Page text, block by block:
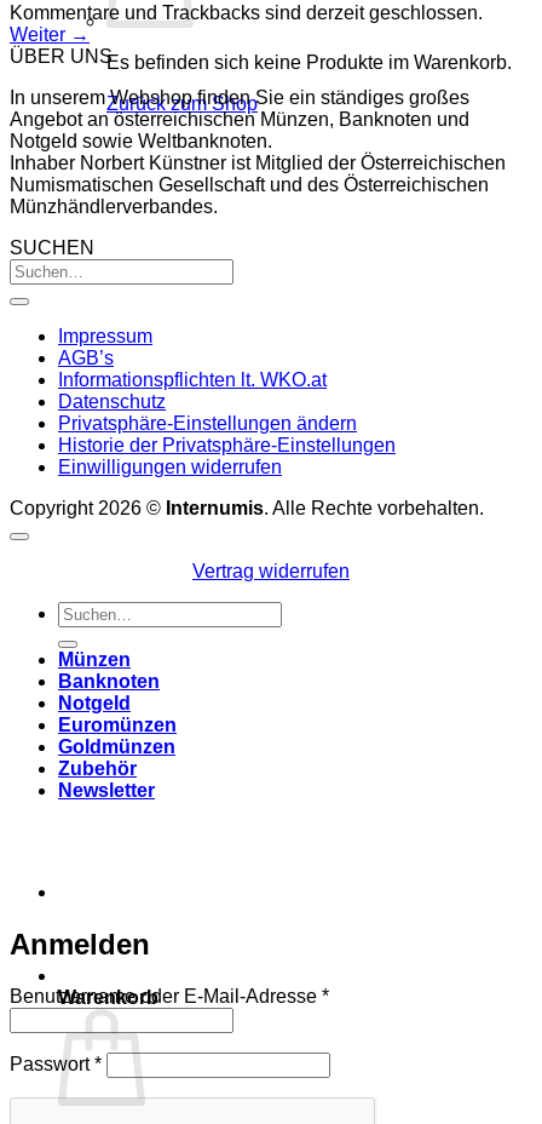
Es befinden sich keine Produkte im Warenkorb.
Zurück zum Shop
Warenkorb
Kommentare und Trackbacks sind derzeit geschlossen.
Weiter →
ÜBER UNS
In unserem Webshop finden Sie ein ständiges großes
Angebot an österreichischen Münzen, Banknoten und
Notgeld sowie Weltbanknoten.
Inhaber Norbert Künstner ist Mitglied der Österreichischen
Numismatischen Gesellschaft und des Österreichischen
Münzhändlerverbandes.
SUCHEN
Impressum
AGB’s
Informationspflichten lt. WKO.at
Datenschutz
Privatsphäre-Einstellungen ändern
Historie der Privatsphäre-Einstellungen
Einwilligungen widerrufen
Copyright 2026 © Internumis. Alle Rechte vorbehalten.
Vertrag widerrufen
Suchen
nach:
Münzen
Banknoten
Notgeld
Euromünzen
Goldmünzen
Zubehör
Newsletter
Anmelden
Benutzername oder E-Mail-Adresse *Erforderlich
Passwort*Erforderlich